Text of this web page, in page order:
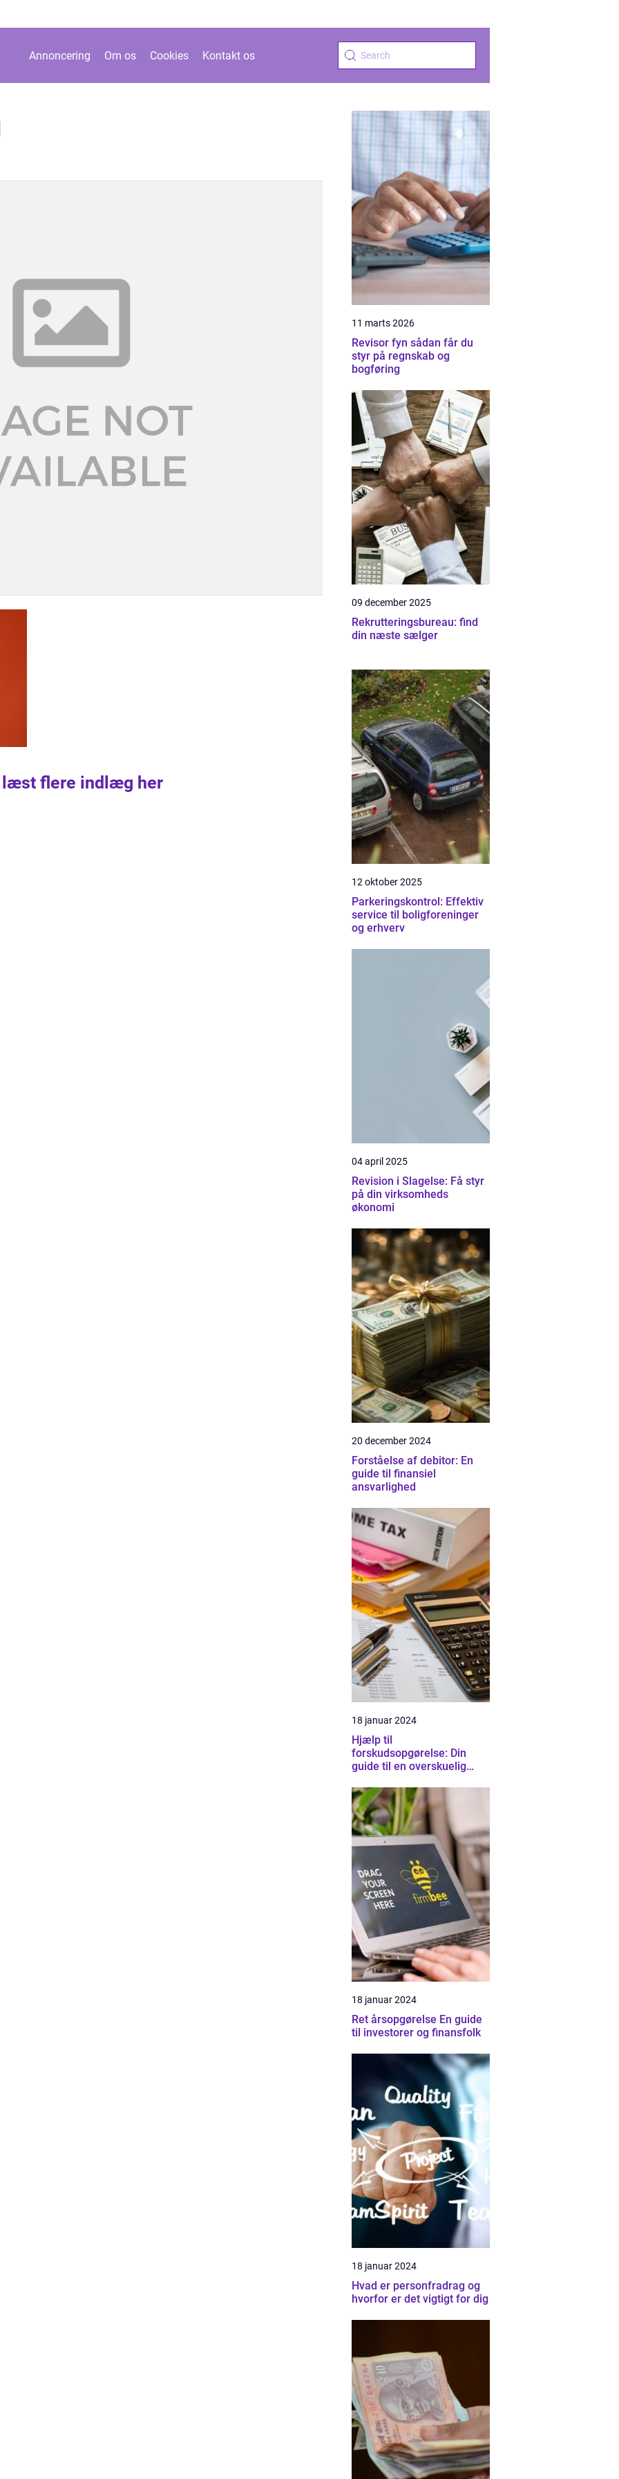
Annoncering Om os Cookies Kontakt os
læst flere indlæg her
11 marts 2026
Revisor fyn sådan får du
styr på regnskab og
bogføring
09 december 2025
Rekrutteringsbureau: find
din næste sælger
12 oktober 2025
Parkeringskontrol: Effektiv
service til boligforeninger
og erhverv
04 april 2025
Revision i Slagelse: Få styr
på din virksomheds
økonomi
20 december 2024
Forståelse af debitor: En
guide til finansiel
ansvarlighed
18 januar 2024
Hjælp til
forskudsopgørelse: Din
guide til en overskuelig
18 januar 2024
Ret årsopgørelse En guide
til investorer og finansfolk
18 januar 2024
Hvad er personfradrag og
hvorfor er det vigtigt for dig